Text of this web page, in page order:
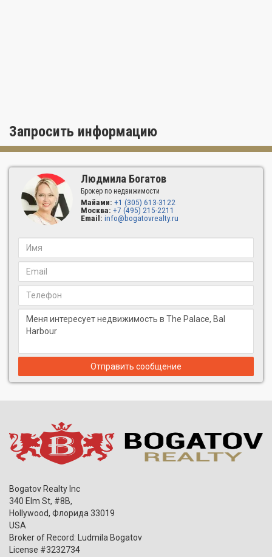
Запросить информацию
Людмила Богатов
Брокер по недвижимости
Майами: +1 (305) 613-3122
Москва: +7 (495) 215-2211
Email: info@bogatovrealty.ru
Отправить сообщение
Bogatov Realty Inc
340 Elm St, #8B,
Hollywood, Флорида 33019
USA
Broker of Record: Ludmila Bogatov
License #3232734